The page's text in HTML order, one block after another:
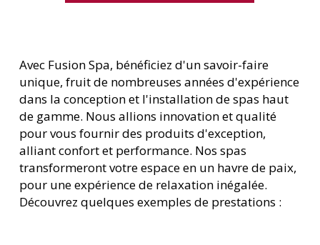
Avec Fusion Spa, bénéficiez d'un savoir-faire
unique, fruit de nombreuses années d'expérience
dans la conception et l'installation de spas haut
de gamme. Nous allions innovation et qualité
pour vous fournir des produits d'exception,
alliant confort et performance. Nos spas
transformeront votre espace en un havre de paix,
pour une expérience de relaxation inégalée.
Découvrez quelques exemples de prestations :